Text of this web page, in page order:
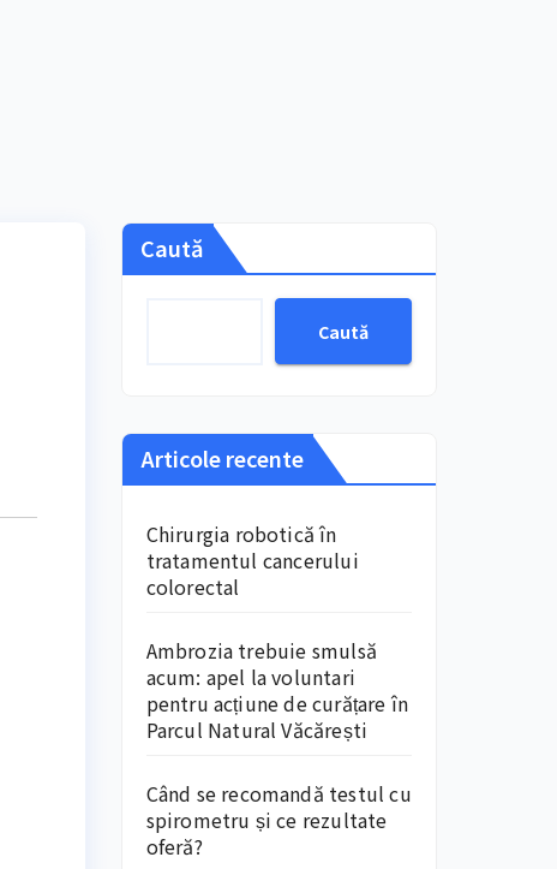
Caută
Caută
Articole recente
Chirurgia robotică în
tratamentul cancerului
colorectal
Ambrozia trebuie smulsă
acum: apel la voluntari
pentru acțiune de curățare în
Parcul Natural Văcărești
Când se recomandă testul cu
spirometru și ce rezultate
oferă?